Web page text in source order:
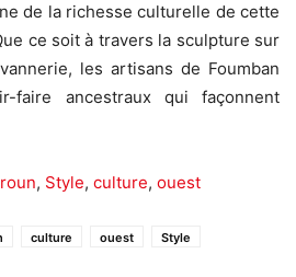
de la richesse culturelle de cette
ce soit à travers la sculpture sur
les artisans de Foumban
faire ancestraux qui façonnent
, Style, culture, ouest
culture ouest Style